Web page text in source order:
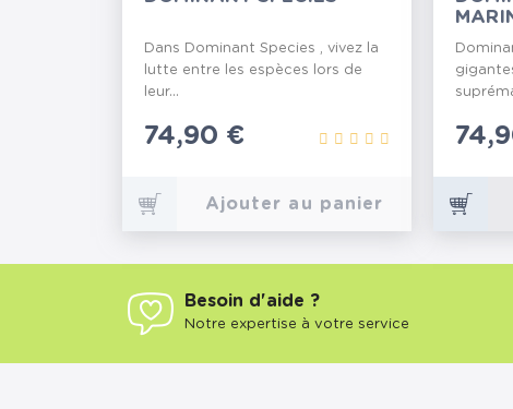
Dans Dominant Species , vivez la
lutte entre les espèces lors de
leur...
Prix
74,90 €
Ajouter au panier
Prix
Besoin d'aide ?
Notre expertise à votre service